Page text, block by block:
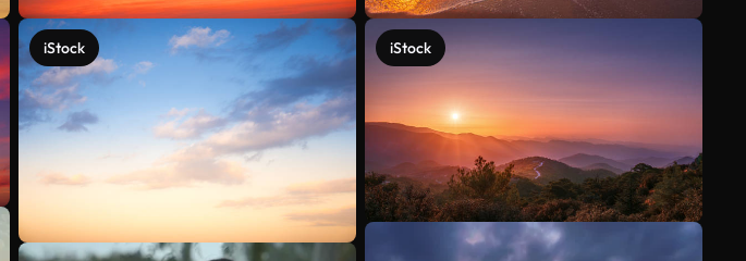
iStock iStock